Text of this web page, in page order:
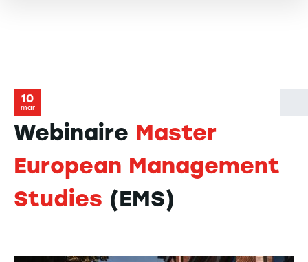
10
mar
Webinaire Master
European Management
Studies (EMS)